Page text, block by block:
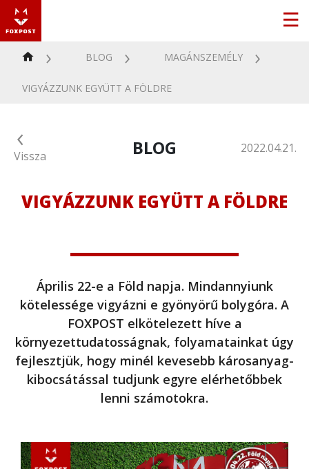
BLOG MAGÁNSZEMÉLY
VIGYÁZZUNK EGYÜTT A FÖLDRE
Vissza BLOG 2022.04.21.
VIGYÁZZUNK EGYÜTT A FÖLDRE
Április 22-e a Föld napja. Mindannyiunk
kötelessége vigyázni e gyönyörű bolygóra. A
FOXPOST elkötelezett híve a
környezettudatosságnak, folyamatainkat úgy
fejlesztjük, hogy minél kevesebb károsanyag-
kibocsátással tudjunk egyre elérhetőbbek
lenni számotokra.